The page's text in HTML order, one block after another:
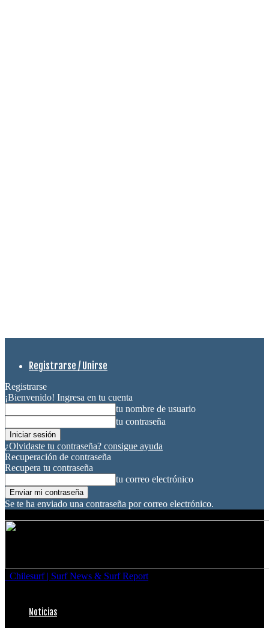
Registrarse / Unirse
Registrarse
¡Bienvenido! Ingresa en tu cuenta
tu nombre de usuario
tu contraseña
¿Olvidaste tu contraseña? consigue ayuda
Recuperación de contraseña
Recupera tu contraseña
tu correo electrónico
Se te ha enviado una contraseña por correo electrónico.
Chilesurf | Surf News & Surf Report
Noticias